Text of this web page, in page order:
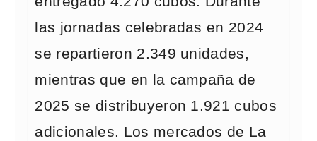
las jornadas celebradas en 2024
se repartieron 2.349 unidades,
mientras que en la campaña de
2025 se distribuyeron 1.921 cubos
adicionales. Los mercados de La